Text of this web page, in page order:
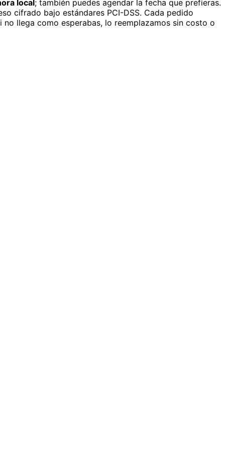
local; también puedes agendar la fecha que prefieras.
cifrado bajo estándares PCI-DSS. Cada pedido
no llega como esperabas, lo reemplazamos sin costo o